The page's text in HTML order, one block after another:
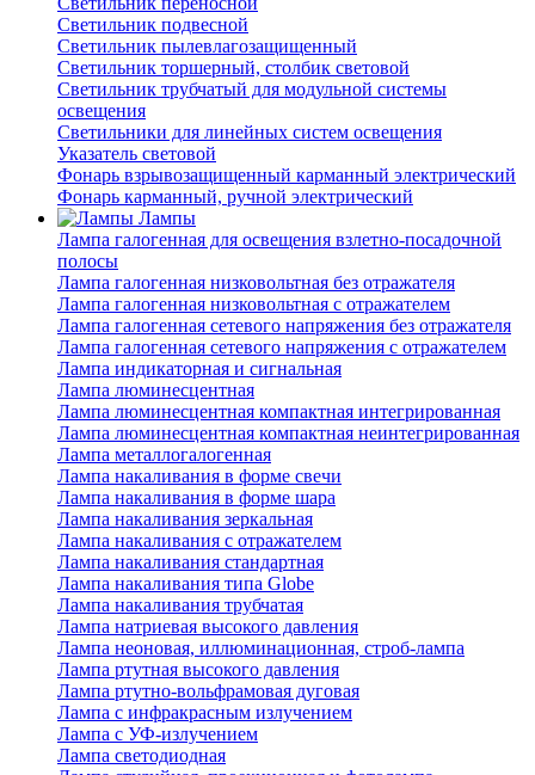
Светильник подвесной
Светильник пылевлагозащищенный
Светильник торшерный, столбик световой
Светильник трубчатый для модульной системы
освещения
Светильники для линейных систем освещения
Указатель световой
Фонарь взрывозащищенный карманный электрический
Фонарь карманный, ручной электрический
Лампы
Лампа галогенная для освещения взлетно-посадочной
полосы
Лампа галогенная низковольтная без отражателя
Лампа галогенная низковольтная с отражателем
Лампа галогенная сетевого напряжения без отражателя
Лампа галогенная сетевого напряжения с отражателем
Лампа индикаторная и сигнальная
Лампа люминесцентная
Лампа люминесцентная компактная интегрированная
Лампа люминесцентная компактная неинтегрированная
Лампа металлогалогенная
Лампа накаливания в форме свечи
Лампа накаливания в форме шара
Лампа накаливания зеркальная
Лампа накаливания с отражателем
Лампа накаливания стандартная
Лампа накаливания типа Globe
Лампа накаливания трубчатая
Лампа натриевая высокого давления
Лампа неоновая, иллюминационная, строб-лампа
Лампа ртутная высокого давления
Лампа ртутно-вольфрамовая дуговая
Лампа с инфракрасным излучением
Лампа с УФ-излучением
Лампа светодиодная